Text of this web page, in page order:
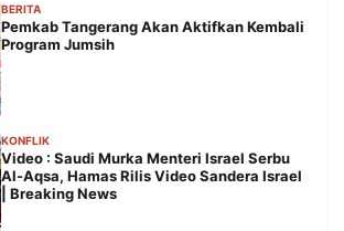
BERITA
Pemkab Tangerang Akan Aktifkan Kembali
Program Jumsih
KONFLIK
Video : Saudi Murka Menteri Israel Serbu
Al-Aqsa, Hamas Rilis Video Sandera Israel
| Breaking News